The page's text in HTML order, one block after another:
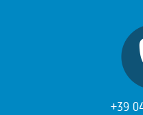
+39